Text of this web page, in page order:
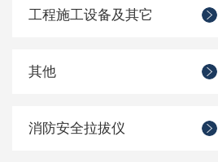
工程施工设备及其它
其他
消防安全拉拔仪